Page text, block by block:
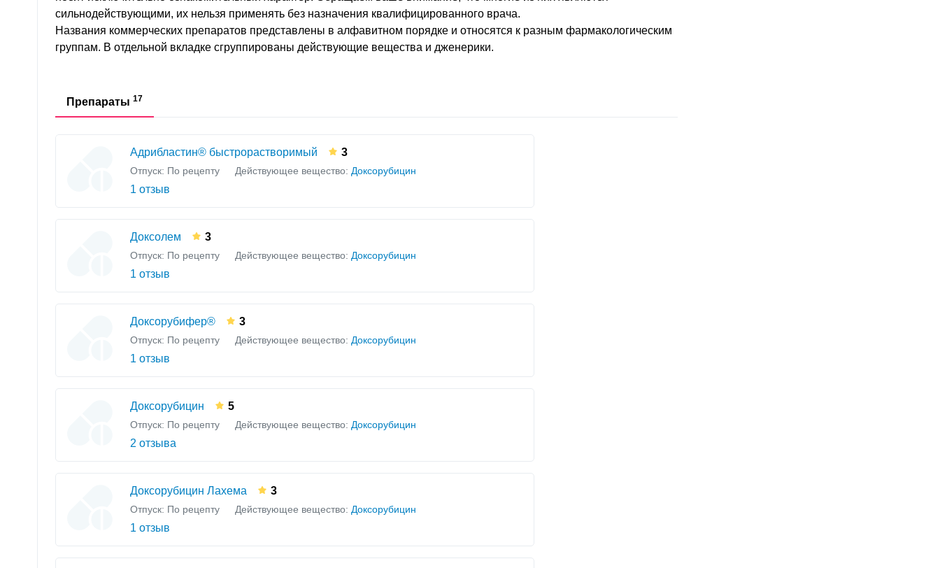
Расшифровка
анализов онлайн
сильнодействующими, их нельзя применять без назначения квалифицированного врача.
Названия коммерческих препаратов представлены в алфавитном порядке и относятся к разным фармакологическим
группам. В отдельной вкладке сгруппированы действующие вещества и дженерики.
Препараты 17
Адрибластин® быстрорастворимый 3
Отпуск: По рецепту Действующее вещество: Доксорубицин
1 отзыв
Доксолем 3
Отпуск: По рецепту Действующее вещество: Доксорубицин
1 отзыв
Доксорубифер® 3
Отпуск: По рецепту Действующее вещество: Доксорубицин
1 отзыв
Доксорубицин 5
Отпуск: По рецепту Действующее вещество: Доксорубицин
2 отзыва
Доксорубицин Лахема 3
Отпуск: По рецепту Действующее вещество: Доксорубицин
1 отзыв